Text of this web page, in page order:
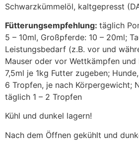
Schwarzkümmelöl, kaltgepresst
Fütterungsempfehlung: täglich
5 – 10ml, Großpferde: 10 – 20ml;
Leistungsbedarf (z.B. vor und
Mauser oder vor Wettkämpfen und
7,5ml je 1kg Futter zugeben;
6 Tropfen, je nach Körpergewicht;
täglich 1 – 2 Tropfen
Kühl und dunkel lagern!
Nach dem Öffnen gekühlt und